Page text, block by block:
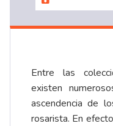
Entre las
existen
ascendencia de
rosarista. En